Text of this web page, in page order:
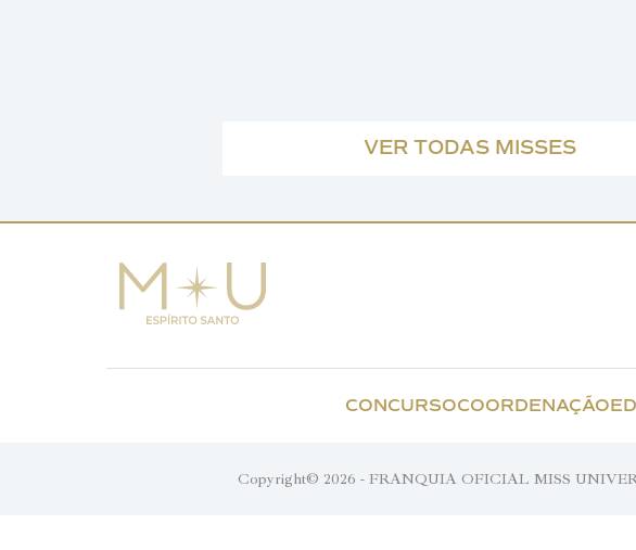
VER TODAS MISSES
CONCURSOCOORDENAÇÃO
Copyright© 2026 - FRANQUIA OFICIAL MISS